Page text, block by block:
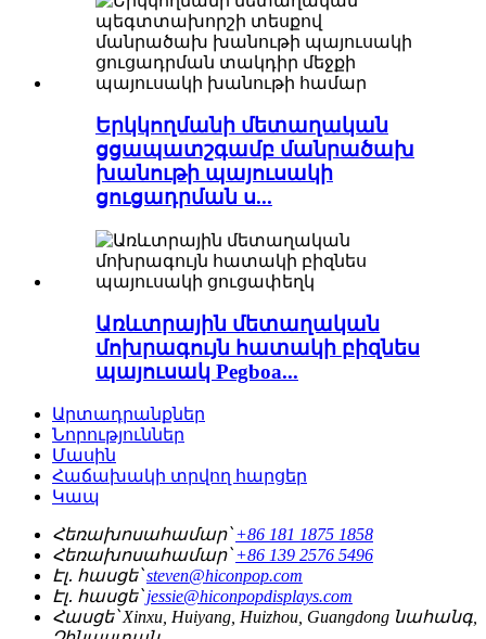
Երկկողմանի մետաղական
ցցապատշգամբ մանրածախ
խանութի պայուսակի
ցուցադրման ս...
Առևտրային մետաղական
մոխրագույն հատակի բիզնես
պայուսակ Pegboa...
Արտադրանքներ
Նորություններ
Մասին
Հաճախակի տրվող հարցեր
Կապ
Հեռախոսահամար՝ +86 181 1875 1858
Հեռախոսահամար՝ +86 139 2576 5496
Էլ․ հասցե՝ steven@hiconpop.com
Էլ․ հասցե՝ jessie@hiconpopdisplays.com
Հասցե՝ Xinxu, Huiyang, Huizhou, Guangdong նահանգ,